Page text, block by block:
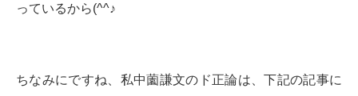
っているから(^^♪
ちなみにですね、私中薗謙文のド正論は、下記の記事に